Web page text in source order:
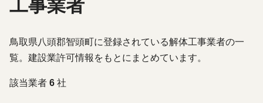
工事業者
鳥取県八頭郡智頭町に登録されている解体工事業者の一
覧。建設業許可情報をもとにまとめています。
該当業者 6 社